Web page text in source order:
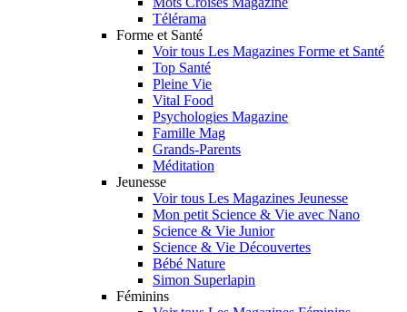
Télérama
Forme et Santé
Voir tous Les Magazines Forme et Santé
Top Santé
Pleine Vie
Vital Food
Psychologies Magazine
Famille Mag
Grands-Parents
Méditation
Jeunesse
Voir tous Les Magazines Jeunesse
Mon petit Science & Vie avec Nano
Science & Vie Junior
Science & Vie Découvertes
Bébé Nature
Simon Superlapin
Féminins